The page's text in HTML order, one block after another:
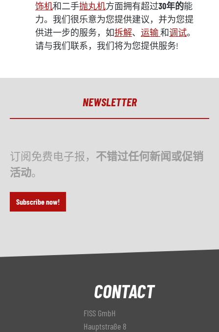
饰机和二手抛丸机方面拥有超过30年的能
力。我们很乐意为您提供建议，并为您提
供进一步的服务，如拆解、 运输和调试。
请与我们联系，我们将为您提供服务!
NEWSLETTER
订阅免费电子报， 不错过任何新闻或促销
活动。
Subscribe now!
CONTACT
FISS GmbH
Hauptstraße 8